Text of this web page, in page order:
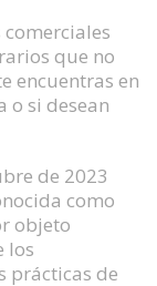
que no
encuentras en
o si desean
de 2023
como
objeto
los
prácticas de